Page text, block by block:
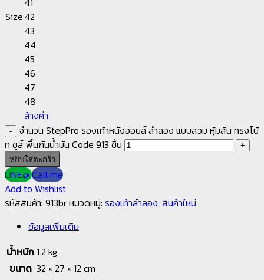
Size42
43
44
45
46
47
48
ล้างค่า
จำนวน StepPro รองเท้าหนังออยล์ ลำลอง แบบสวม หุ้มส้น ทรงโบ้
ท ชูส์ พื้นกันน้ำมัน Code 913 ชิ้น
หยิบใส่ตะกร้า
LINE@ Call me
Add to Wishlist
รหัสสินค้า: 913brหมวดหมู่: รองเท้าลำลอง,สินค้าใหม่
ข้อมูลเพิ่มเติม
น้ำหนัก 1.2 kg
ขนาด 32 × 27 × 12 cm